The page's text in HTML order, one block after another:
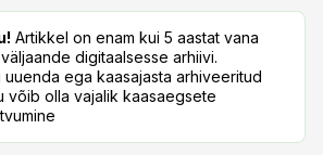
Artikkel on enam kui 5 aastat vana
digitaalsesse arhiivi.
uuenda ega kaasajasta arhiveeritud
võib olla vajalik kaasaegsete